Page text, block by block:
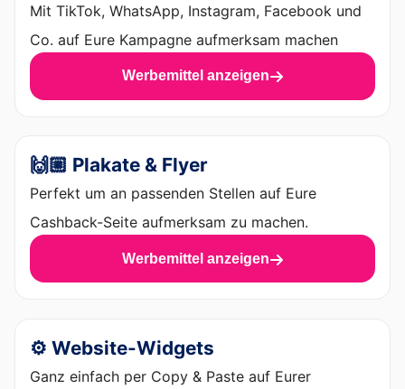
Mit TikTok, WhatsApp, Instagram, Facebook und
Co. auf Eure Kampagne aufmerksam machen
Werbemittel anzeigen
🙌🏼 Plakate & Flyer
Perfekt um an passenden Stellen auf Eure
Cashback-Seite aufmerksam zu machen.
Werbemittel anzeigen
⚙️ Website-Widgets
Ganz einfach per Copy & Paste auf Eurer